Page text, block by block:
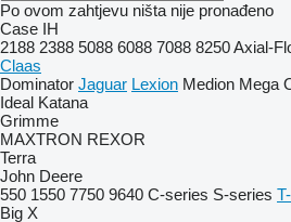
Po ovom zahtjevu ništa nije pronađeno
Case IH
2188 2388 5088 6088 7088 8250Axial-
Claas
Dominator Jaguar Lexion Medion Mega
Ideal Katana
Grimme
MAXTRON REXOR
Terra
John Deere
550 1550 7750 9640 C-series S-series
Big X